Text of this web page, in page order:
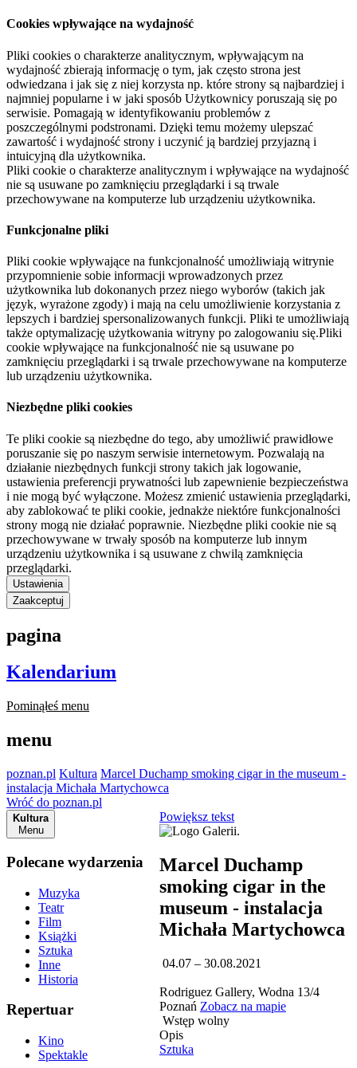
Cookies wpływające na wydajność
Pliki cookies o charakterze analitycznym, wpływającym na
wydajność zbierają informację o tym, jak często strona jest
odwiedzana i jak się z niej korzysta np. które strony są najbardziej i
najmniej popularne i w jaki sposób Użytkownicy poruszają się po
serwisie. Pomagają w identyfikowaniu problemów z
poszczególnymi podstronami. Dzięki temu możemy ulepszać
zawartość i wydajność strony i uczynić ją bardziej przyjazną i
intuicyjną dla użytkownika.
Pliki cookie o charakterze analitycznym i wpływające na wydajność
nie są usuwane po zamknięciu przeglądarki i są trwale
przechowywane na komputerze lub urządzeniu użytkownika.
Funkcjonalne pliki
Pliki cookie wpływające na funkcjonalność umożliwiają witrynie
przypomnienie sobie informacji wprowadzonych przez
użytkownika lub dokonanych przez niego wyborów (takich jak
język, wyrażone zgody) i mają na celu umożliwienie korzystania z
lepszych i bardziej spersonalizowanych funkcji. Pliki te umożliwiają
także optymalizację użytkowania witryny po zalogowaniu się.Pliki
cookie wpływające na funkcjonalność nie są usuwane po
zamknięciu przeglądarki i są trwale przechowywane na komputerze
lub urządzeniu użytkownika.
Niezbędne pliki cookies
Te pliki cookie są niezbędne do tego, aby umożliwić prawidłowe
poruszanie się po naszym serwisie internetowym. Pozwalają na
działanie niezbędnych funkcji strony takich jak logowanie,
ustawienia preferencji prywatności lub zapewnienie bezpieczeństwa
i nie mogą być wyłączone. Możesz zmienić ustawienia przeglądarki,
aby zablokować te pliki cookie, jednakże niektóre funkcjonalności
strony mogą nie działać poprawnie. Niezbędne pliki cookie nie są
przechowywane w trwały sposób na komputerze lub innym
urządzeniu użytkownika i są usuwane z chwilą zamknięcia
przeglądarki.
Ustawienia
Zaakceptuj
pagina
Kalendarium
Pominąłeś menu
menu
poznan.pl Kultura Marcel Duchamp smoking cigar in the museum -
instalacja Michała Martychowca
Wróć do poznan.pl
Kultura
Menu
Polecane wydarzenia
Muzyka
Teatr
Film
Książki
Sztuka
Inne
Historia
Repertuar
Kino
Spektakle
Powiększ tekst
Marcel Duchamp
smoking cigar in the
museum - instalacja
Michała Martychowca
04.07 – 30.08.2021
Rodriguez Gallery, Wodna 13/4
Poznań Zobacz na mapie
Wstęp wolny
Opis
Sztuka